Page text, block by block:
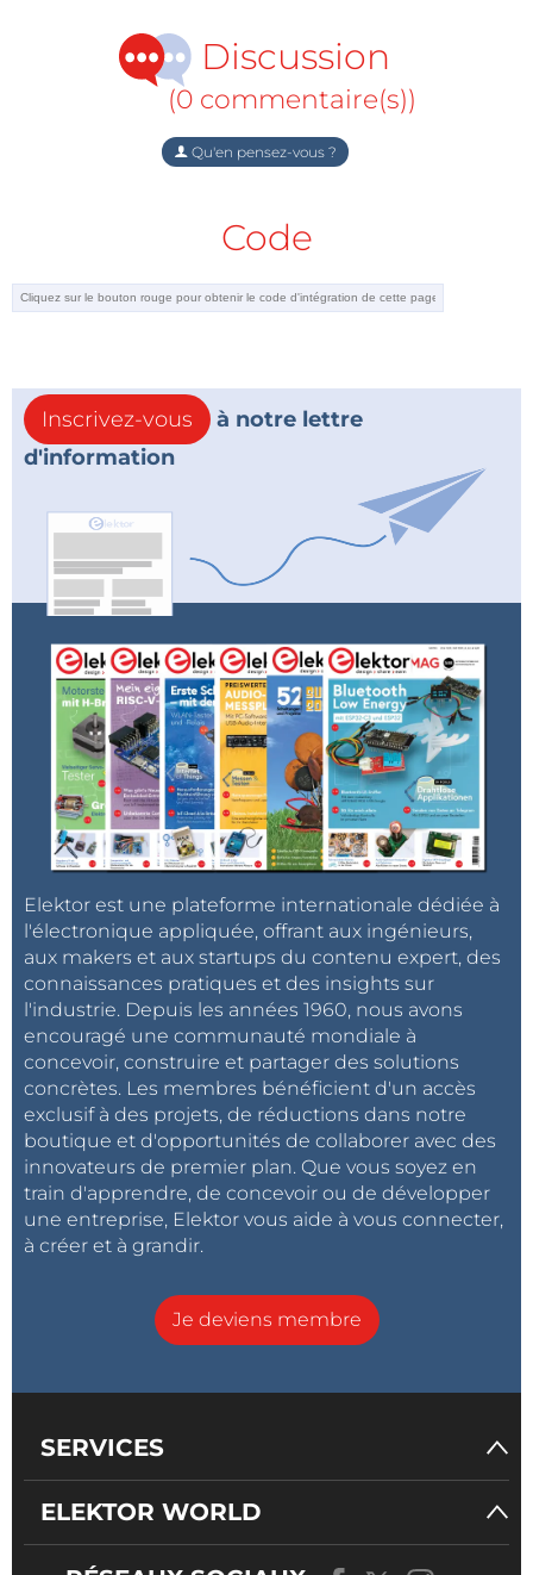
Envie d'en savoir plus sur les LEDs, les composants,
l'éclairage ou sur l'électronique en général ?
Consultez notre contenu supplémentaire sur notre
et sur notre chaîne YouTube
Elektor Industry. Abonnez-vous à notrenewsletter
Elektorpour recevoir un flux constant de
connaissances techniques d'experts et de
perspectives intéressantes.
Discussion
(0 commentaire(s))
Qu'en pensez-vous ?
Code
Inscrivez-vous
à notre lettre
d'information
Elektor est une plateforme internationale dédiée à
l'électronique appliquée, offrant aux ingénieurs,
aux makers et aux startups du contenu expert, des
connaissances pratiques et des insights sur
l'industrie. Depuis les années 1960, nous avons
encouragé une communauté mondiale à
concevoir, construire et partager des solutions
concrètes. Les membres bénéficient d'un accès
exclusif à des projets, de réductions dans notre
boutique et d'opportunités de collaborer avec des
innovateurs de premier plan. Que vous soyez en
train d'apprendre, de concevoir ou de développer
une entreprise, Elektor vous aide à vous connecter,
à créer et à grandir.
Je deviens membre
SERVICES
ELEKTOR WORLD